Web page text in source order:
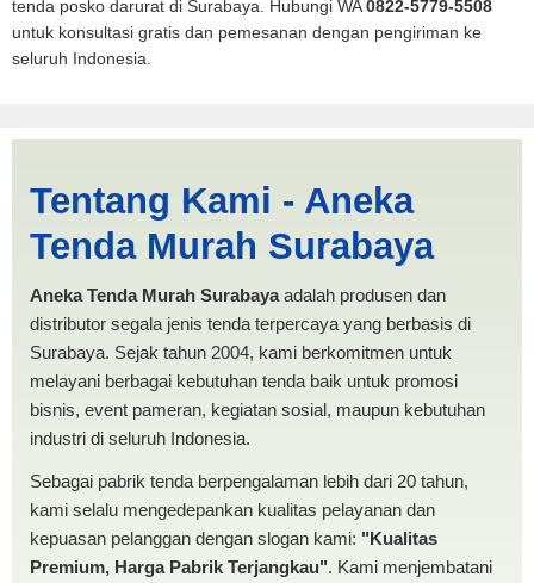
tenda posko darurat di Surabaya. Hubungi WA0822-5779-5508
untuk konsultasi gratis dan pemesanan dengan pengiriman ke
seluruh Indonesia.
PRODUKSI ANEKA TENDA
MURAH
Tentang Kami - Aneka
Tenda Murah Surabaya
Aneka Tenda Murah Surabayaadalah produsen dan
distributor segala jenis tenda terpercaya yang berbasis di
Surabaya. Sejak tahun 2004, kami berkomitmen untuk
melayani berbagai kebutuhan tenda baik untuk promosi
bisnis, event pameran, kegiatan sosial, maupun kebutuhan
industri di seluruh Indonesia.
Sebagai pabrik tenda berpengalaman lebih dari 20 tahun,
kami selalu mengedepankan kualitas pelayanan dan
kepuasan pelanggan dengan slogan kami: "Kualitas
Premium, Harga Pabrik Terjangkau". Kami menjembatani